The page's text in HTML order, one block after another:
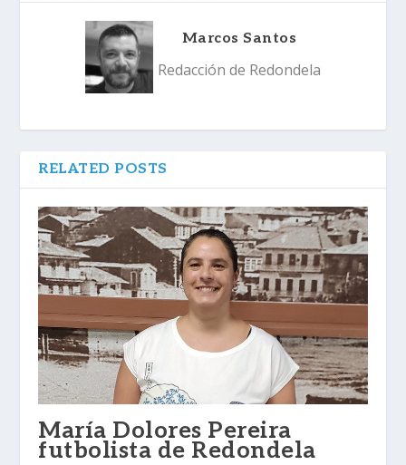
Marcos Santos
Redacción de Redondela
RELATED POSTS
María Dolores Pereira
futbolista de Redondela